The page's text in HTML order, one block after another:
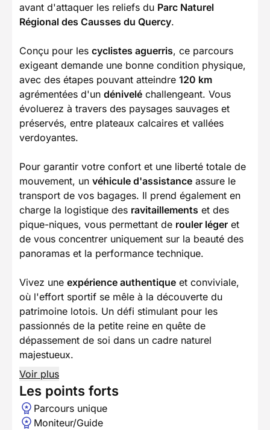
avant d'attaquer les reliefs du Parc Naturel
Régional des Causses du Quercy.
Conçu pour les cyclistes aguerris, ce parcours
exigeant demande une bonne condition physique,
avec des étapes pouvant atteindre 120 km
agrémentées d'un dénivelé challengeant. Vous
évoluerez à travers des paysages sauvages et
préservés, entre plateaux calcaires et vallées
verdoyantes.
Pour garantir votre confort et une liberté totale de
mouvement, un véhicule d'assistance assure le
transport de vos bagages. Il prend également en
charge la logistique des ravitaillements et des
pique-niques, vous permettant de rouler léger et
de vous concentrer uniquement sur la beauté des
panoramas et la performance technique.
Vivez une expérience authentique et conviviale,
où l'effort sportif se mêle à la découverte du
patrimoine lotois. Un défi stimulant pour les
passionnés de la petite reine en quête de
dépassement de soi dans un cadre naturel
majestueux.
Voir plus
Les points forts
Parcours unique
Moniteur/Guide